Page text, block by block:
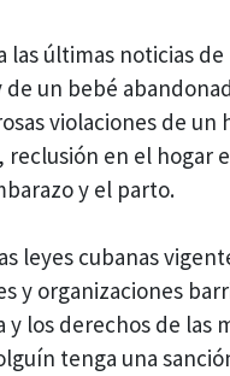
las últimas noticias
un bebé
violaciones de un
en el hogar
y el parto.
leyes cubanas
y organizaciones
los derechos de las
tenga una